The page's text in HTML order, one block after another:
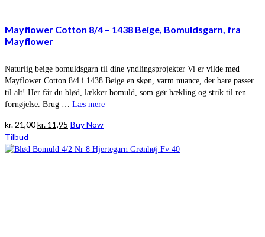
Mayflower Cotton 8/4 – 1438 Beige, Bomuldsgarn, fra
Mayflower
Naturlig beige bomuldsgarn til dine yndlingsprojekter Vi er vilde med
Mayflower Cotton 8/4 i 1438 Beige en skøn, varm nuance, der bare passer
til alt! Her får du blød, lækker bomuld, som gør hækling og strik til ren
fornøjelse. Brug … Læs mere
kr.21,00Den
pris
kr. 11,95 Den
pris
Buy Now
Tilbud